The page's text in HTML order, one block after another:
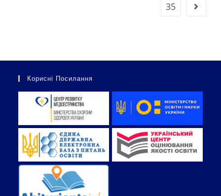
35
Корисні Посилання